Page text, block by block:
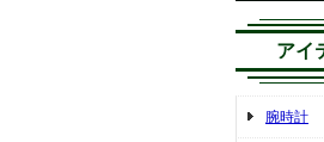
アイ
腕時計